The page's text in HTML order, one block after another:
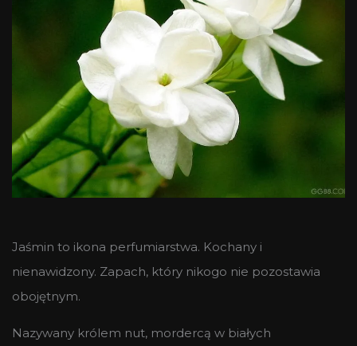
Jaśmin to ikona perfumiarstwa. Kochany i
nienawidzony. Zapach, który nikogo nie pozostawia
obojętnym.
Nazywany królem nut, mordercą w białych